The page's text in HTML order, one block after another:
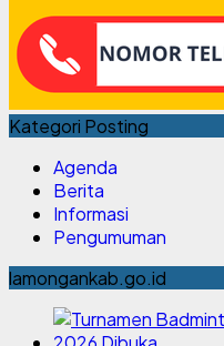
Kategori Posting
Agenda
Berita
Informasi
Pengumuman
lamongankab.go.id